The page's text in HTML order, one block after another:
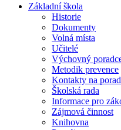
Základní škola
Historie
Dokumenty
Volná místa
Učitelé
Výchovný
Metodik prevence
Kontakty na
Školská rada
Informace pro
Zájmová činnost
Knihovna